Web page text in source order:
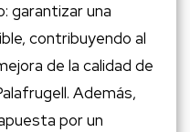
garantizar una
contribuyendo al
de la calidad de
Además,
por un